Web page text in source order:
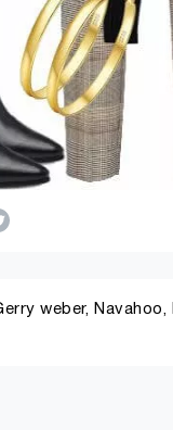
weber, Navahoo,